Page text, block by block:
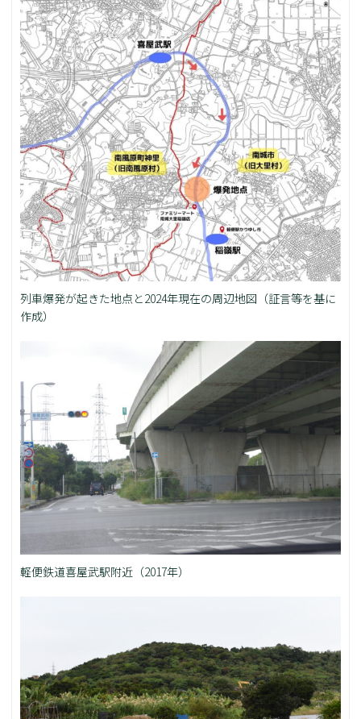
列車爆発が起きた地点と2024年現在の周辺地図（証言等を基に
作成）
軽便鉄道喜屋武駅附近（2017年）